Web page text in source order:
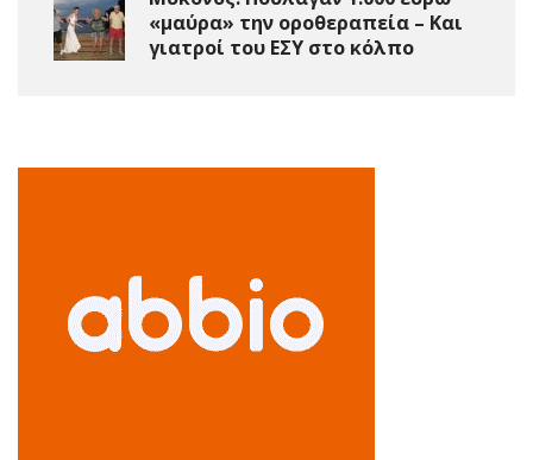
«μαύρα» την οροθεραπεία – Και
γιατροί του ΕΣΥ στο κόλπο